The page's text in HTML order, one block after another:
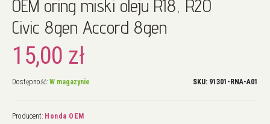
początek
galerii
OEM oring miski oleju R18, R20
Civic 8gen Accord 8gen
15,00 zł
Dostępność: W magazynie SKU 91301-RNA-A01
Producent: Honda OEM